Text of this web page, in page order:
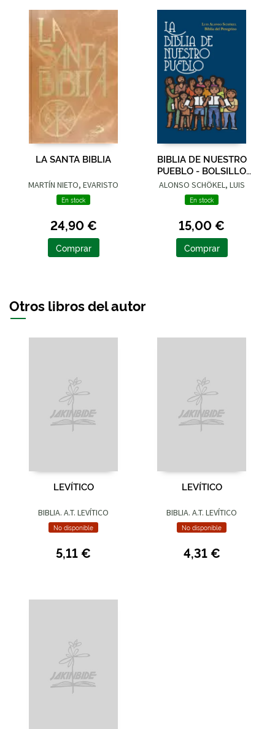
LA SANTA BIBLIA
MARTÍN NIETO, EVARISTO
En stock
24,90 €
Comprar
BIBLIA DE NUESTRO
PUEBLO - BOLSILLO
TAPA DURA
ALONSO SCHÖKEL, LUIS
En stock
15,00 €
Comprar
Otros libros del autor
LEVÍTICO
BIBLIA. A.T. LEVÍTICO
No disponible
5,11 €
LEVÍTICO
BIBLIA. A.T. LEVÍTICO
No disponible
4,31 €